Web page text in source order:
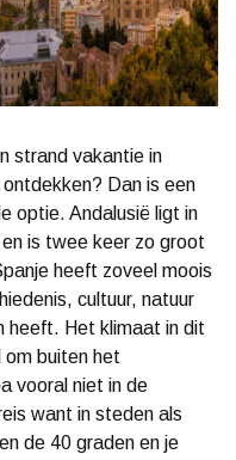
strand vakantie in
Dan is een
optie. Andalusië ligt in
is twee keer zo groot
heeft zoveel moois
cultuur, natuur
heeft. Het klimaat in dit
buiten het
vooral niet in de
want in steden als
de 40 graden en je